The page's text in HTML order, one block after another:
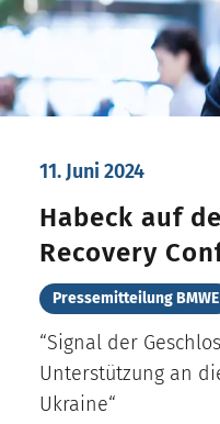
11. Juni 2024
Habeck auf
Recovery
Pressemitteilung BMWE
“Signal der
Unterstützung an
Ukraine“